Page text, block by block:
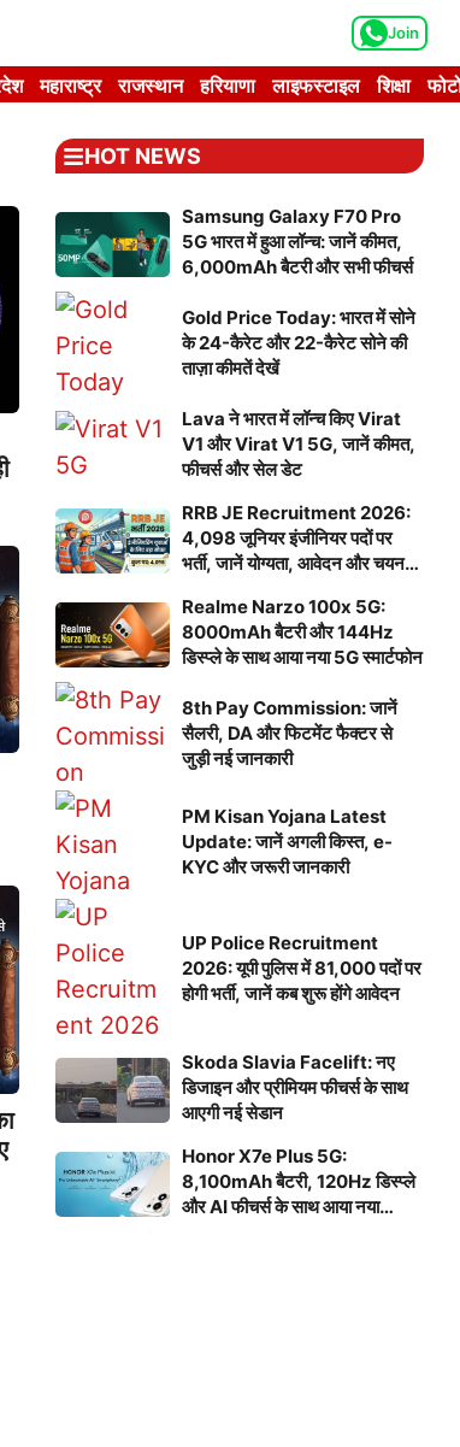
Join
महाराष्ट्र राजस्थान हरियाणा लाइफस्टाइल शिक्षा
HOT NEWS
Samsung Galaxy F70 Pro
5G भारत में हुआ लॉन्च: जानें कीमत,
6,000mAh बैटरी और सभी फीचर्स
Gold Price Today: भारत में सोने
के 24-कैरेट और 22-कैरेट सोने की
ताज़ा कीमतें देखें
Lava ने भारत में लॉन्च किए Virat
V1 और Virat V1 5G, जानें कीमत,
फीचर्स और सेल डेट
RRB JE Recruitment 2026:
4,098 जूनियर इंजीनियर पदों पर
भर्ती, जानें योग्यता, आवेदन और चयन
Realme Narzo 100x 5G:
8000mAh बैटरी और 144Hz
डिस्प्ले के साथ आया नया 5G स्मार्टफोन
8th Pay Commission: जानें
सैलरी, DA और फिटमेंट फैक्टर से
जुड़ी नई जानकारी
PM Kisan Yojana Latest
Update: जानें अगली किस्त, e-
KYC और जरूरी जानकारी
UP Police Recruitment
2026: यूपी पुलिस में 81,000 पदों पर
होगी भर्ती, जानें कब शुरू होंगे आवेदन
Skoda Slavia Facelift: नए
डिजाइन और प्रीमियम फीचर्स के साथ
आएगी नई सेडान
Honor X7e Plus 5G:
8,100mAh बैटरी, 120Hz डिस्प्ले
और AI फीचर्स के साथ आया नया